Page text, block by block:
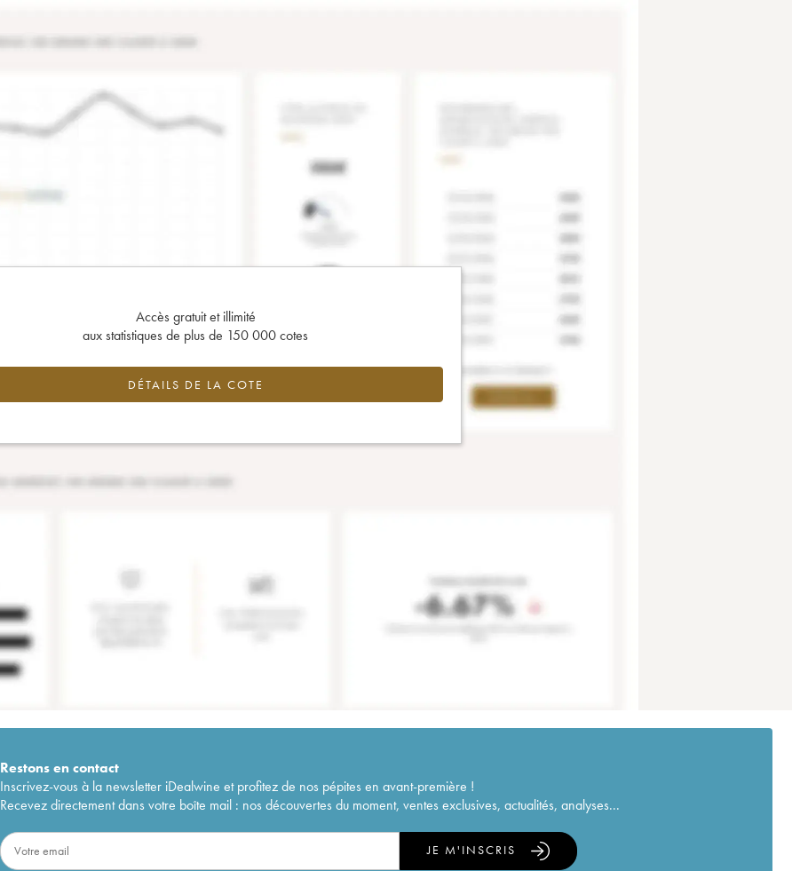
Accès gratuit et illimité
aux statistiques de plus de 150 000 cotes
DÉTAILS DE LA COTE
Restons encontact
Inscrivez-vous à la newsletter iDealwine et profitez de nos pépites en avant-première !
Recevez directement dans votre boîte mail : nos découvertes du moment, ventes exclusives, actualités, analyses...
JE M'INSCRIS